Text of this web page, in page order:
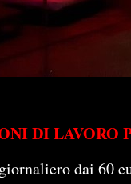
DI LAVORO
dai 60